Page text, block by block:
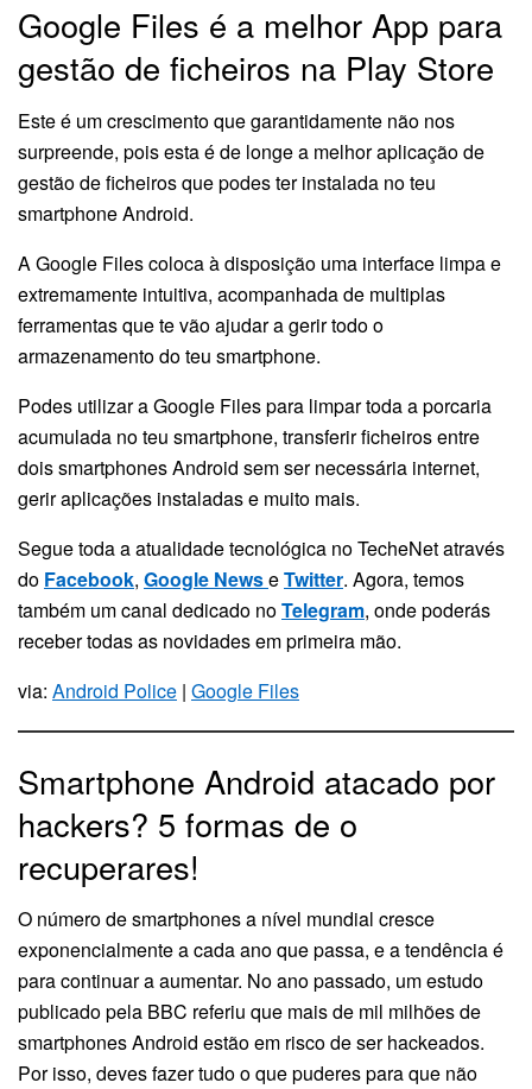
Google Files é a melhor App para
gestão de ficheiros na Play Store
Este é um crescimento que garantidamente não nos
surpreende, pois esta é de longe a melhor aplicação de
gestão de ficheiros que podes ter instalada no teu
smartphone Android.
A Google Files coloca à disposição uma interface limpa e
extremamente intuitiva, acompanhada de multiplas
ferramentas que te vão ajudar a gerir todo o
armazenamento do teu smartphone.
Podes utilizar a Google Files para limpar toda a porcaria
acumulada no teu smartphone, transferir ficheiros entre
dois smartphones Android sem ser necessária internet,
gerir aplicações instaladas e muito mais.
Segue toda a atualidade tecnológica no TecheNet através
do Facebook, Google NewseTwitter. Agora, temos
também um canal dedicado noTelegram, onde poderás
receber todas as novidades em primeira mão.
via: Android Police | Google Files
Smartphone Android atacado por
hackers? 5 formas de o
recuperares!
O número de smartphones a nível mundial cresce
exponencialmente a cada ano que passa, e a tendência é
para continuar a aumentar. No ano passado, um estudo
publicado pela BBC referiu que mais de mil milhões de
smartphones Android estão em risco de ser hackeados.
Por isso, deves fazer tudo o que puderes para que não